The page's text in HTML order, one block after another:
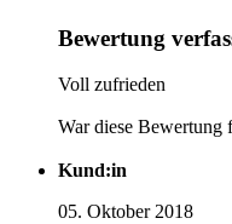
Bewertung
Voll zufrieden
War diese Bewertung
Kund:in
05. Oktober 2018